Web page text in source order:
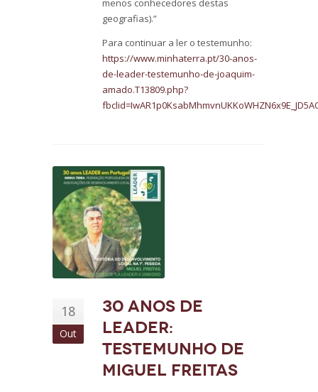
menos conhecedores destas
geografias).”
Para continuar a ler o testemunho:
https://www.minhaterra.pt/30-anos-
de-leader-testemunho-de-joaquim-
amado.T13809.php?
18
Out
30 anos de
LEADER:
Testemunho de
Miguel Freitas